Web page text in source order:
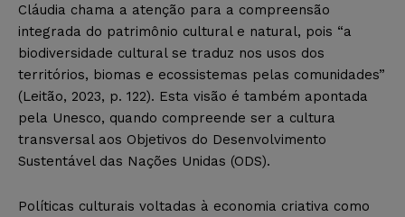
Cláudia chama a atenção para a compreensão
integrada do patrimônio cultural e natural, pois “a
biodiversidade cultural se traduz nos usos dos
territórios, biomas e ecossistemas pelas comunidades”
(Leitão, 2023, p. 122). Esta visão é também apontada
pela Unesco, quando compreende ser a cultura
transversal aos Objetivos do Desenvolvimento
Sustentável das Nações Unidas (ODS).
Políticas culturais voltadas à economia criativa como